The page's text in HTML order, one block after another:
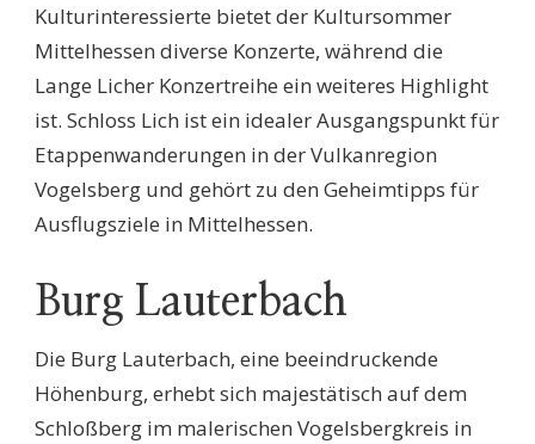
Kulturinteressierte bietet der Kultursommer
Mittelhessen diverse Konzerte, während die
Lange Licher Konzertreihe ein weiteres Highlight
ist. Schloss Lich ist ein idealer Ausgangspunkt für
Etappenwanderungen in der Vulkanregion
Vogelsberg und gehört zu den Geheimtipps für
Ausflugsziele in Mittelhessen.
Burg Lauterbach
Die Burg Lauterbach, eine beeindruckende
Höhenburg, erhebt sich majestätisch auf dem
Schloßberg im malerischen Vogelsbergkreis in